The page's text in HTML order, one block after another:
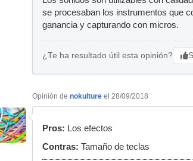
se procesaban los instrumentos que
ganancia y capturando con micros.
¿Te ha resultado útil esta opinión?
Opinión de nokulture el 28/09/2018
Pros: Los efectos
Contras: Tamaño de teclas